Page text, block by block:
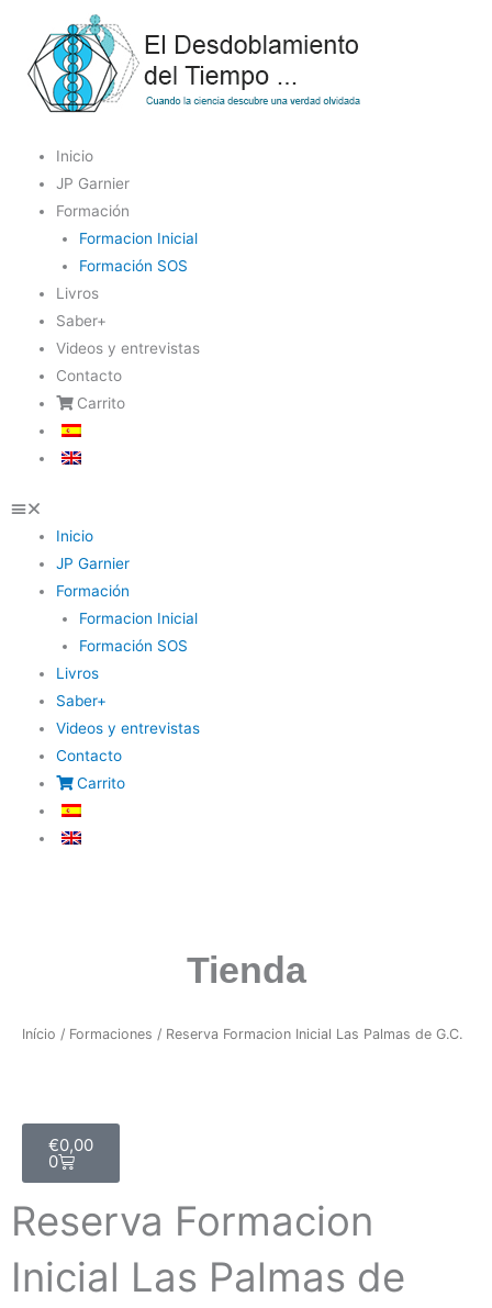
content
Inicio
JP Garnier
Formación
Formacion Inicial
Formación SOS
Livros
Saber+
Videos y entrevistas
Contacto
Carrito
Inicio
JP Garnier
Formación
Formacion Inicial
Formación SOS
Livros
Saber+
Videos y entrevistas
Contacto
Carrito
Tienda
Início / Formaciones / Reserva Formacion Inicial Las Palmas de G.C.
€0,00
0
Cart
Reserva Formacion
Inicial Las Palmas de